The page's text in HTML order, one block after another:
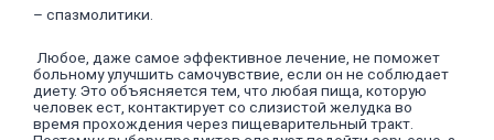
– спазмолитики.
Любое, даже самое эффективное лечение, не поможет
больному улучшить самочувствие, если он не соблюдает
диету. Это объясняется тем, что любая пища, которую
человек ест, контактирует со слизистой желудка во
время прохождения через пищеварительный тракт.